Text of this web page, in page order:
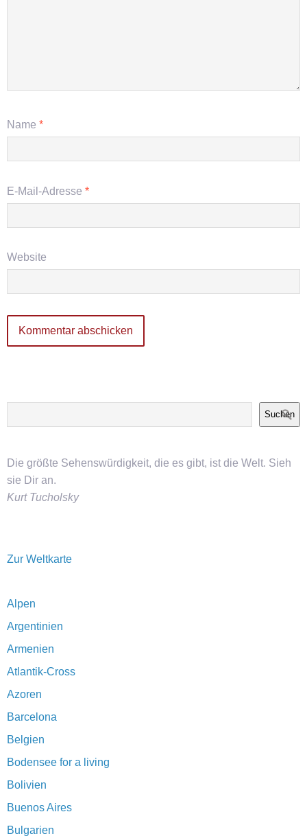
Name *
E-Mail-Adresse *
Website
Suchen
Die größte Sehenswürdigkeit, die es gibt, ist die Welt. Sieh
sie Dir an.
Kurt Tucholsky
Zur Weltkarte
Alpen
Argentinien
Armenien
Atlantik-Cross
Azoren
Barcelona
Belgien
Bodensee for a living
Bolivien
Buenos Aires
Bulgarien